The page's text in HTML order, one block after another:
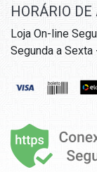
HORÁRIO
Loja On-line
Segunda a